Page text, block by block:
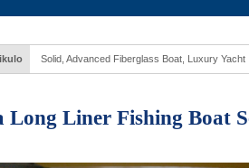
Solid, Advanced Fiberglass Boat, Luxury Yacht
Long Liner Fishing Boat